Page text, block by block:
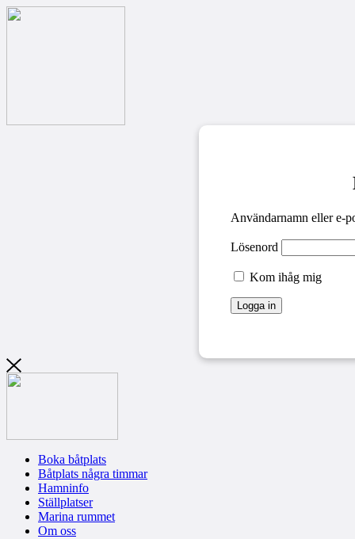
Användarnamn eller e-
Lösenord
Kom ihåg mig
Boka båtplats
Båtplats några timmar
Hamninfo
Ställplatser
Marina rummet
Om oss